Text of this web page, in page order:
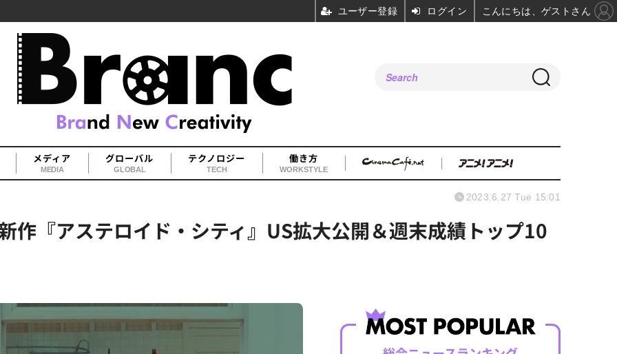
メディア
MEDIA
グローバル
GLOBAL
テクノロジー
TECH
働き方
WORKSTYLE
作『アステロイド・シティ』US拡大公開＆週末成績トップ10
2023.6.27 Tue 15:01
ユーザー登録 ログイン こんにちは、ゲストさん